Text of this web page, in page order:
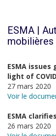
ESMA |
mobilières
ESMA
light of
27 mars 2020
Voir le
ESMA
26 mars 2020